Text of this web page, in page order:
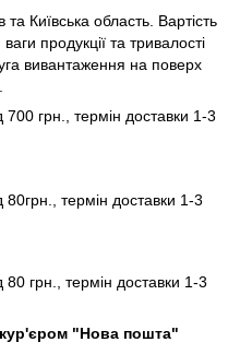
Київська область. Вартість
продукції та тривалості
вивантаження на поверх
700 грн., термін доставки 1-3
80грн., термін доставки 1-3
80 грн., термін доставки 1-3
"Нова пошта"